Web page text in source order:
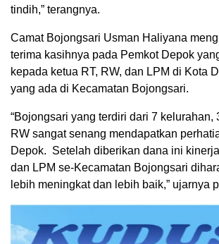
tindih,” terangnya.
Camat Bojongsari Usman Haliyana
terima kasihnya pada Pemkot Depok
kepada ketua RT, RW, dan LPM di Kota
yang ada di Kecamatan Bojongsari.
“Bojongsari yang terdiri dari 7 kelurahan,
RW sangat senang mendapatkan
Depok. Setelah diberikan dana ini
dan LPM se-Kecamatan Bojongsari
lebih meningkat dan lebih baik,” ujarnya